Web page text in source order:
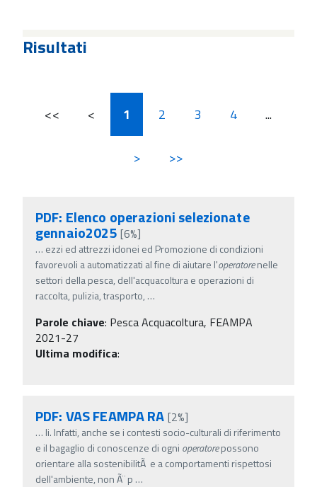
Risultati
<< < 1 2 3 4 ...
> >>
PDF: Elenco operazioni selezionate
gennaio2025 [6%]
… ezzi ed attrezzi idonei ed Promozione di condizioni
favorevoli a automatizzati al fine di aiutare l'operatorenelle
settori della pesca, dell'acquacoltura e operazioni di
raccolta, pulizia, trasporto, …
Parole chiave: Pesca Acquacoltura, FEAMPA
2021-27
Ultima modifica:
PDF: VAS FEAMPA RA [2%]
… li. Infatti, anche se i contesti socio-culturali di riferimento
e il bagaglio di conoscenze di ogni operatorepossono
orientare alla sostenibilitÃ e a comportamenti rispettosi
dell'ambiente, non Ã¨ p …